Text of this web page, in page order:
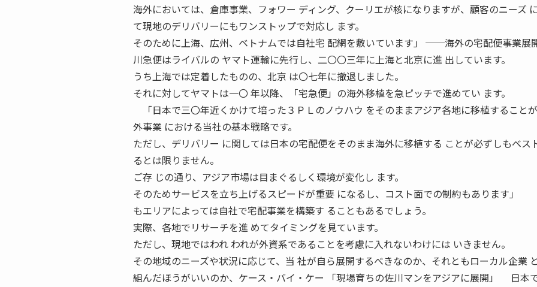
海外においては、倉庫事業、フォワー ディング、クーリエが核になりますが、顧客のニーズ
て現地のデリバリーにもワンストップで対応し ます。
そのために上海、広州、ベトナムでは自社宅 配網を敷いています」 ──海外の宅配便事業展
川急便はライバルの ヤマト運輸に先行し、二〇〇三年に上海と北京に進 出しています。
うち上海では定着したものの、北京 は〇七年に撤退しました。
それに対してヤマトは一〇 年以降、「宅急便」の海外移植を急ピッチで進めてい ます。
「日本で三〇年近くかけて培った３ＰＬのノウハウ をそのままアジア各地に移植すること
外事業 における当社の基本戦略です。
ただし、デリバリー に関しては日本の宅配便をそのまま海外に移植する ことが必ずしもベス
るとは限りません。
ご存 じの通り、アジア市場は目まぐるしく環境が変化し ます。
そのためサービスを立ち上げるスピードが重要 になるし、コスト面での制約もあります」
もエリアによっては自社で宅配事業を構築す ることもあるでしょう。
実際、各地でリサーチを進 めてタイミングを見ています。
ただし、現地ではわれ われが外資系であることを考慮に入れないわけには いきません。
その地域のニーズや状況に応じて、当 社が自ら展開するべきなのか、それともローカル企業
組んだほうがいいのか、ケース・バイ・ケー 「現場育ちの佐川マンをアジアに展開」 日本